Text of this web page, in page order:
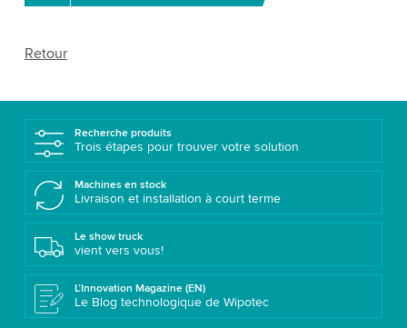
Retour
Recherche produits
Trois étapes pour trouver votre solution
Machines en stock
Livraison et installation à court terme
Le show truck
vient vers vous!
L’Innovation Magazine (EN)
Le Blog technologique de Wipotec